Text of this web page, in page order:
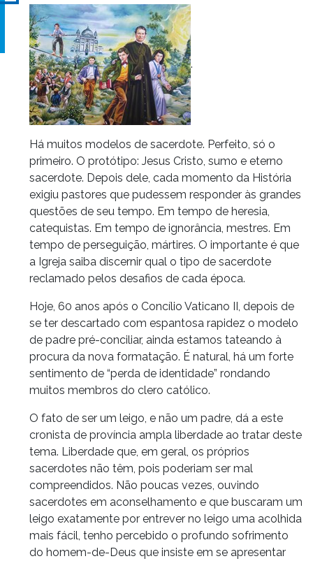
.
Há muitos modelos de sacerdote. Perfeito, só o
primeiro. O protótipo: Jesus Cristo, sumo e eterno
sacerdote. Depois dele, cada momento da História
exigiu pastores que pudessem responder às grandes
questões de seu tempo. Em tempo de heresia,
catequistas. Em tempo de ignorância, mestres. Em
tempo de perseguição, mártires. O importante é que
a Igreja saiba discernir qual o tipo de sacerdote
reclamado pelos desafios de cada época.
Hoje, 60 anos após o Concílio Vaticano II, depois de
se ter descartado com espantosa rapidez o modelo
de padre pré-conciliar, ainda estamos tateando à
procura da nova formatação. É natural, há um forte
sentimento de “perda de identidade” rondando
muitos membros do clero católico.
O fato de ser um leigo, e não um padre, dá a este
cronista de província ampla liberdade ao tratar deste
tema. Liberdade que, em geral, os próprios
sacerdotes não têm, pois poderiam ser mal
compreendidos. Não poucas vezes, ouvindo
sacerdotes em aconselhamento e que buscaram um
leigo exatamente por entrever no leigo uma acolhida
mais fácil, tenho percebido o profundo sofrimento
do homem-de-Deus que insiste em se apresentar